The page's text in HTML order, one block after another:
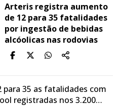
Arteris registra aumento
de 12 para 35 fatalidades
por ingestão de bebidas
alcóolicas nas rodovias
para 35 as fatalidades com
registradas nos 3.200…